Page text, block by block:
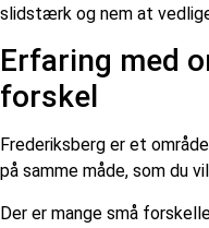
slidstærk og nem at
Erfaring med
forskel
Frederiksberg er et
på samme måde, som du
Der er mange små